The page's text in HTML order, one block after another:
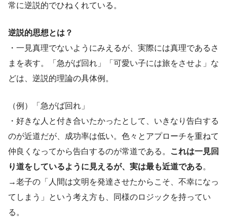
常に逆説的でひねくれている。
逆説的思想とは？
・一見真理でないようにみえるが、実際には真理であるさ
まを表す。「急がば回れ」「可愛い子には旅をさせよ」な
どは、逆説的理論の具体例。
（例）「急がば回れ」
・好きな人と付き合いたかったとして、いきなり告白する
のが近道だが、成功率は低い。色々とアプローチを重ねて
仲良くなってから告白するのが常道である。
これは一見回
り道をしているように見えるが、実は最も近道である。
→老子の「人間は文明を発達させたからこそ、不幸になっ
てしまう」という考え方も、同様のロジックを持ってい
る。